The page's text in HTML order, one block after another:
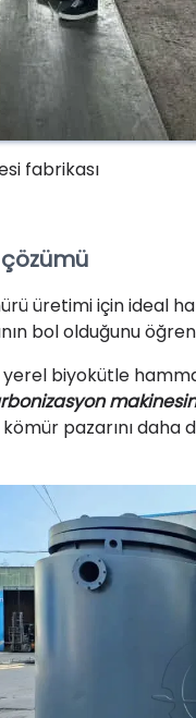
fabrikası
üretimi için ideal
bol olduğunu
biyokütle
pazarını daha